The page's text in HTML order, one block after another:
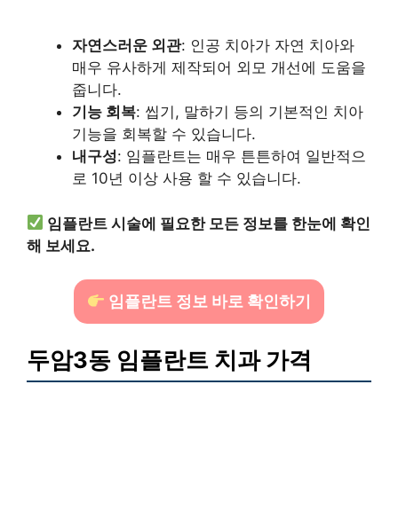
자연스러운 외관: 인공 치아가 자연 치아와
매우 유사하게 제작되어 외모 개선에 도움을
줍니다.
기능 회복: 씹기, 말하기 등의 기본적인 치아
기능을 회복할 수 있습니다.
내구성: 임플란트는 매우 튼튼하여 일반적으
로 10년 이상 사용 할 수 있습니다.
임플란트 시술에 필요한 모든 정보를 한눈에 확인
해 보세요.
임플란트 정보 바로 확인하기
두암3동 임플란트 치과 가격